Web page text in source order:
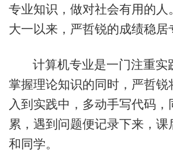
专业知识，做对社会有用的人
大一以来，严哲锐的成绩稳居
计算机专业是一门注重实
掌握理论知识的同时，严哲锐
入到实践中，多动手写代码，
累，遇到问题便记录下来，课
和同学。